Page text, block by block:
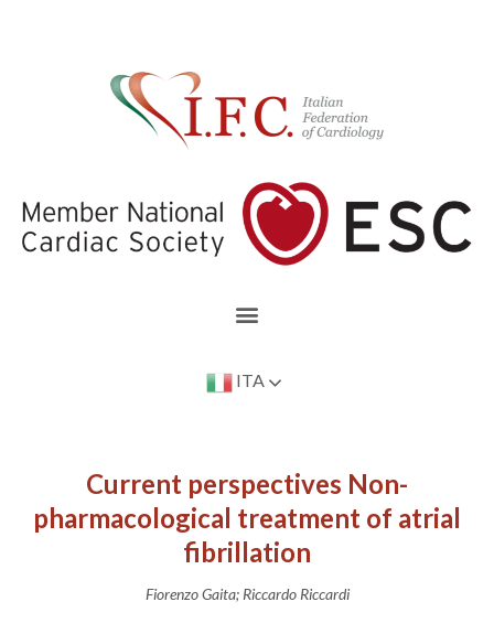
ITA
Current perspectives Non-
pharmacological treatment of atrial
fibrillation
Fiorenzo Gaita; Riccardo Riccardi